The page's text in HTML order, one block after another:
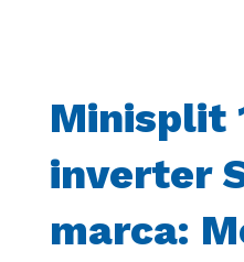
Minisplit
inverter
marca: